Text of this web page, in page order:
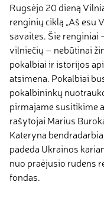
Rugsėjo 20 dieną
renginių ciklą „Aš esu
savaites. Šie
vilniečių – nebūtinai
pokalbiai ir istorijos
atsimena. Pokalbiai
pokalbininkų
pirmajame susitikime
rašytojai Marius
Kateryna
padeda Ukrainos
nuo praėjusio rudens
fondas.